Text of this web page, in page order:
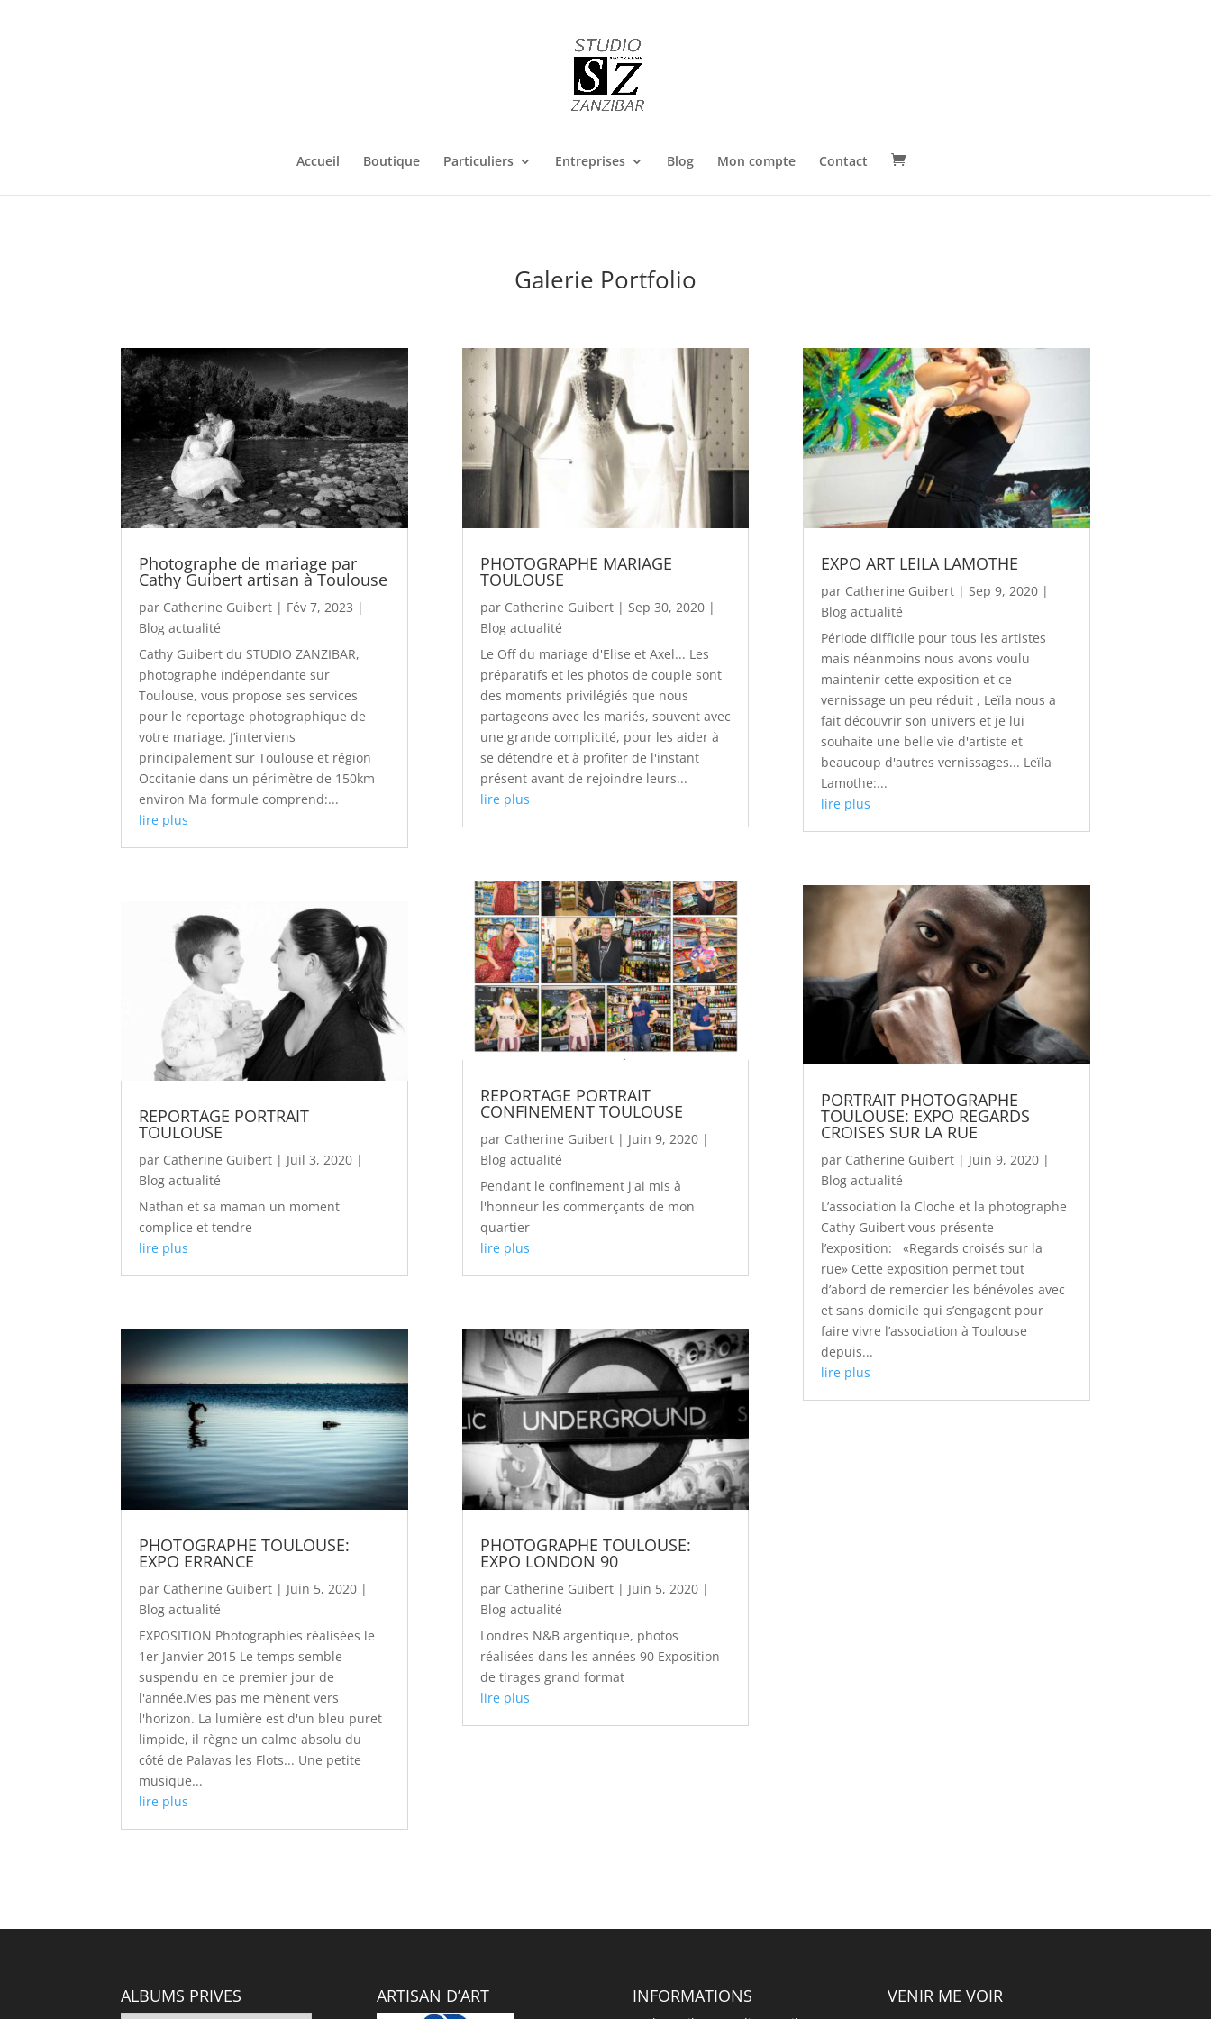
Accueil Boutique Particuliers Entreprises Blog Mon compte Contact
Galerie Portfolio
Photographe de mariage par
Cathy Guibert artisan à Toulouse
par Catherine Guibert | Fév 7, 2023 |
Blog actualité
Cathy Guibert du STUDIO ZANZIBAR,
photographe indépendante sur
Toulouse, vous propose ses services
pour le reportage photographique de
votre mariage. J’interviens
principalement sur Toulouse et région
Occitanie dans un périmètre de 150km
environ Ma formule comprend:...
lire plus
REPORTAGE PORTRAIT
TOULOUSE
par Catherine Guibert | Juil 3, 2020 |
Blog actualité
Nathan et sa maman un moment
complice et tendre
lire plus
PHOTOGRAPHE TOULOUSE:
EXPO ERRANCE
par Catherine Guibert | Juin 5, 2020 |
Blog actualité
EXPOSITION Photographies réalisées le
1er Janvier 2015 Le temps semble
suspendu en ce premier jour de
l'année.Mes pas me mènent vers
l'horizon. La lumière est d'un bleu puret
limpide, il règne un calme absolu du
côté de Palavas les Flots... Une petite
musique...
lire plus
PHOTOGRAPHE MARIAGE
TOULOUSE
par Catherine Guibert| Sep 30, 2020|
Blog actualité
Le Off du mariage d'Elise et Axel... Les
préparatifs et les photos de couple sont
des moments privilégiés que nous
partageons avec les mariés, souvent avec
une grande complicité, pour les aider à
se détendre et à profiter de l'instant
présent avant de rejoindre leurs...
lire plus
REPORTAGE PORTRAIT
CONFINEMENT TOULOUSE
par Catherine Guibert| Juin 9, 2020|
Blog actualité
Pendant le confinement j'ai mis à
l'honneur les commerçants de mon
quartier
lire plus
PHOTOGRAPHE TOULOUSE:
EXPO LONDON 90
par Catherine Guibert| Juin 5, 2020|
Blog actualité
Londres N&B argentique, photos
réalisées dans les années 90 Exposition
de tirages grand format
lire plus
EXPO ART LEILA LAMOTHE
par Catherine Guibert| Sep 9, 2020|
Blog actualité
Période difficile pour tous les artistes
mais néanmoins nous avons voulu
maintenir cette exposition et ce
vernissage un peu réduit , Leïla nous a
fait découvrir son univers et je lui
souhaite une belle vie d'artiste et
beaucoup d'autres vernissages... Leïla
Lamothe:...
lire plus
PORTRAIT PHOTOGRAPHE
TOULOUSE: EXPO REGARDS
CROISES SUR LA RUE
par Catherine Guibert| Juin 9, 2020|
Blog actualité
L’association la Cloche et la photographe
Cathy Guibert vous présente
l’exposition: «Regards croisés sur la
rue» Cette exposition permet tout
d’abord de remercier les bénévoles avec
et sans domicile qui s’engagent pour
faire vivre l’association à Toulouse
depuis...
lire plus
ALBUMS PRIVES ARTISAN D’ART INFORMATIONS VENIR ME VOIR